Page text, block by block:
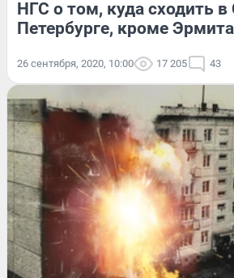
НГС о том, куда сходить в
Петербурге, кроме
26 сентября, 2020, 10:00 17 205 43